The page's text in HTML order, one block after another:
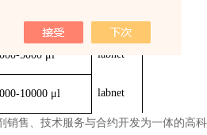
5000 μl labnet
10000 μl labnet
销售、技术服务与合约开发为一体的高